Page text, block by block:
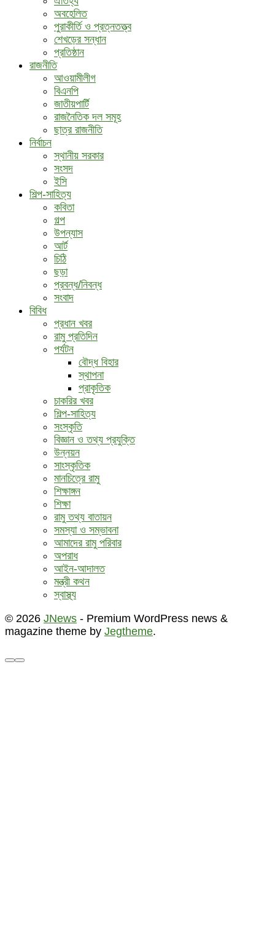
অবহেলিত
পুরাকীর্তি ও প্রত্নতত্ত্ব
শেখড়ের সন্ধান
প্রতিষ্ঠান
রাজনীতি
আওয়ামীলীগ
বিএনপি
জাতীয়পার্টি
রাজনৈতিক দল সমূহ
ছাত্র রাজনীতি
নির্বাচন
স্থানীয় সরকার
সংসদ
ইসি
শিল্প-সাহিত্য
কবিতা
গল্প
উপন্যাস
আর্ট
চিঠি
ছড়া
প্রবন্ধ/নিবন্ধ
সংবাদ
বিবিধ
প্রধান খবর
রামু প্রতিদিন
পর্যটন
বৌদ্ধ ‍বিহার
স্থাপনা
প্রাকৃতিক
চাকরির খবর
শিল্প-সাহিত্য
সংস্কৃতি
বিজ্ঞান ও তথ্য প্রযুক্তি
উন্নয়ন
সাংস্কৃতিক
মানচিত্রে রামু
শিক্ষাঙ্গন
শিক্ষা
রামু তথ্য বাতায়ন
সমস্যা ও সম্ভাবনা
আমাদের রামু পরিবার
অপরাধ
আইন-আদালত
মন্ত্রী কথন
স্বাস্থ্য
© 2026 JNews - Premium WordPress news &
magazine theme by Jegtheme.